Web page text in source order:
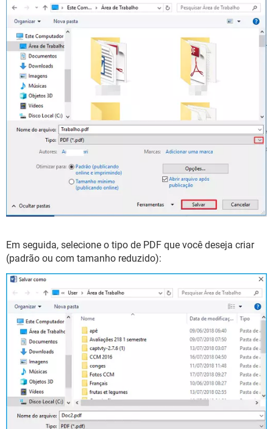
Em seguida, selecione o tipo de PDF que você deseja criar
(padrão ou com tamanho reduzido):